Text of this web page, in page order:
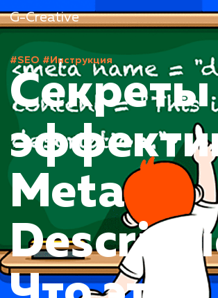
G-Creative
#SEO #Инструкция
Meta